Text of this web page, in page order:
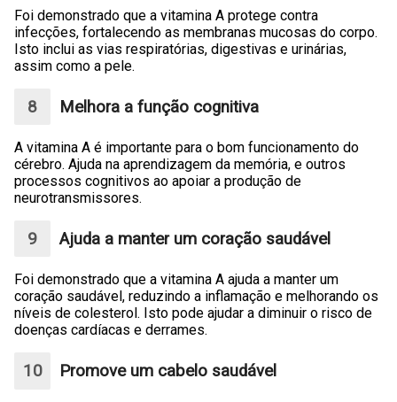
Foi demonstrado que a vitamina A protege contra
infecções, fortalecendo as membranas mucosas do corpo.
Isto inclui as vias respiratórias, digestivas e urinárias,
assim como a pele.
Melhora a função cognitiva
A vitamina A é importante para o bom funcionamento do
cérebro. Ajuda na aprendizagem da memória, e outros
processos cognitivos ao apoiar a produção de
neurotransmissores.
Ajuda a manter um coração saudável
Foi demonstrado que a vitamina A ajuda a manter um
coração saudável, reduzindo a inflamação e melhorando os
níveis de colesterol. Isto pode ajudar a diminuir o risco de
doenças cardíacas e derrames.
Promove um cabelo saudável